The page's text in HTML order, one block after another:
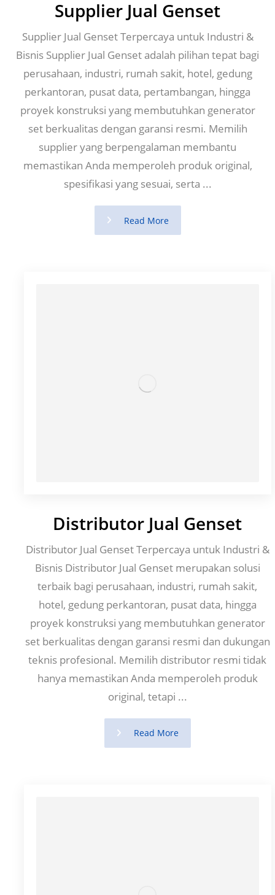
Supplier Jual Genset
Supplier Jual Genset Terpercaya untuk Industri &
Bisnis Supplier Jual Genset adalah pilihan tepat bagi
perusahaan, industri, rumah sakit, hotel, gedung
perkantoran, pusat data, pertambangan, hingga
proyek konstruksi yang membutuhkan generator
set berkualitas dengan garansi resmi. Memilih
supplier yang berpengalaman membantu
memastikan Anda memperoleh produk original,
spesifikasi yang sesuai, serta ...
Read More
Distributor Jual Genset
Distributor Jual Genset Terpercaya untuk Industri &
Bisnis Distributor Jual Genset merupakan solusi
terbaik bagi perusahaan, industri, rumah sakit,
hotel, gedung perkantoran, pusat data, hingga
proyek konstruksi yang membutuhkan generator
set berkualitas dengan garansi resmi dan dukungan
teknis profesional. Memilih distributor resmi tidak
hanya memastikan Anda memperoleh produk
original, tetapi ...
Read More